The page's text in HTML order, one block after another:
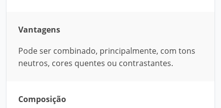
Vantagens
Pode ser combinado, principalmente, com tons
neutros, cores quentes ou contrastantes.
Composição